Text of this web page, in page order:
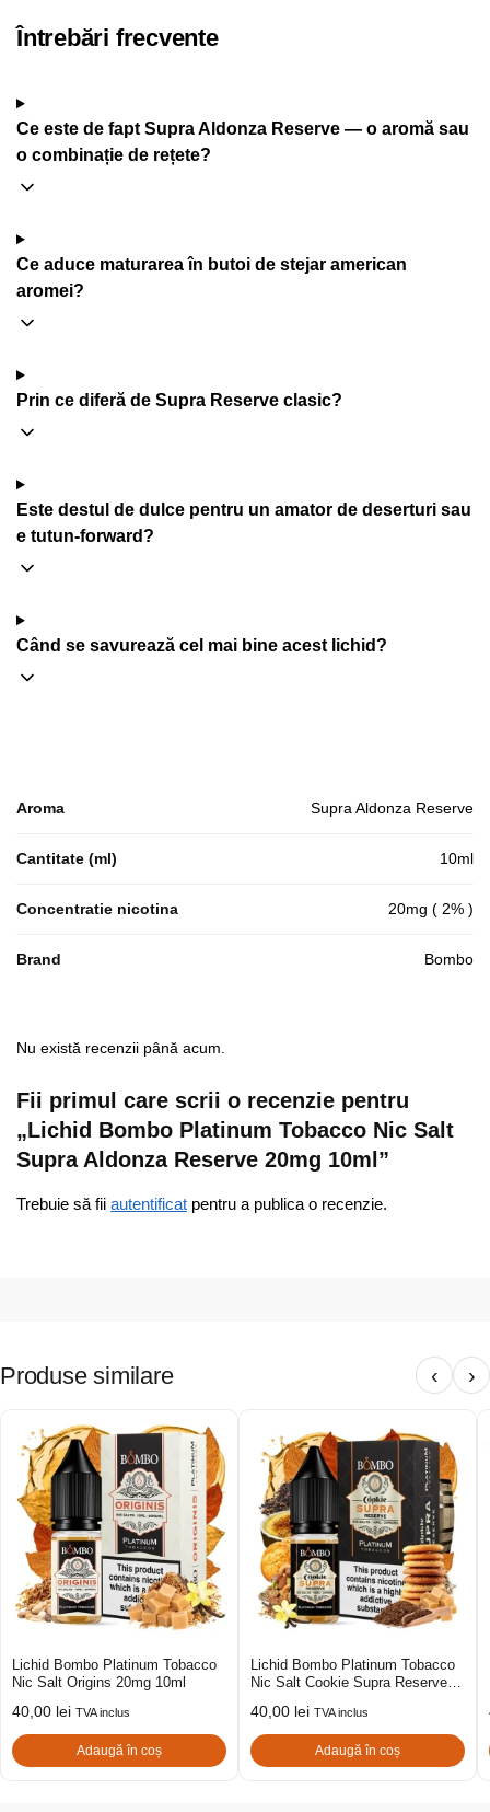
Întrebări frecvente
Ce este de fapt Supra Aldonza Reserve — o aromă sau
o combinație de rețete?
Ce aduce maturarea în butoi de stejar american
aromei?
Prin ce diferă de Supra Reserve clasic?
Este destul de dulce pentru un amator de deserturi sau
e tutun-forward?
Când se savurează cel mai bine acest lichid?
Aroma Supra Aldonza Reserve
Cantitate (ml) 10ml
Concentratie nicotina 20mg ( 2% )
Brand Bombo
Nu există recenzii până acum.
Fii primul care scrii o recenzie pentru
„Lichid Bombo Platinum Tobacco Nic Salt
Supra Aldonza Reserve 20mg 10ml”
Trebuie să fii autentificat pentru a publica o recenzie.
Produse similare ‹ ›
Lichid Bombo Platinum Tobacco
Nic Salt Origins 20mg 10ml
40,00 lei TVA inclus
Adaugă în coș
Lichid Bombo Platinum Tobacco
Nic Salt Cookie Supra Reserve
40,00 lei TVA inclus
Adaugă în coș